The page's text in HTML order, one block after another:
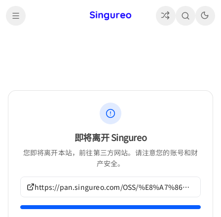
即将离开 Singureo
您即将离开本站，前往第三方网站。请注意您的账号和财
产安全。
https://pan.singureo.com/OSS/%E8%A7%86%E8%A7%89%E5%B0%8F%E8%AF%B4/%E6%B5%B7%E8%B1%B9%E7%A4%BE%E4%BD%9C%E5%93%81/G396